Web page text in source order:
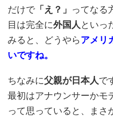
だけで「え？」 ってなる
目は完全に外国人 といっ
みると、どうやらアメリ
いですね。
ちなみに父親が日本人で
最初はアナウンサーかモ
って思っていると、まさ